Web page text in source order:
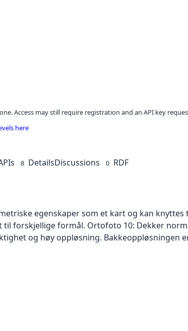
Access may still require registration and an API key
here
8 DetailsDiscussions 0 RDF
egenskaper som et kart og kan
forskjellige formål. Ortofoto 10: Dekker
og høy oppløsning. Bakkeoppløsningen